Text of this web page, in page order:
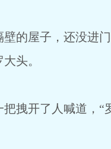
屋子，还没进
头。
开了人喊道，“